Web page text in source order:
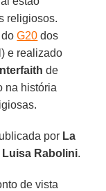
religiosos.
doG20 dos
e realizado
de
na história
por La
Luisa Rabolini.
de vista